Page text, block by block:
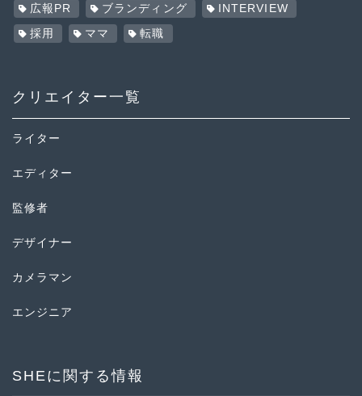
広報PR ブランディング INTERVIEW
採用 ママ 転職
クリエイター一覧
ライター
エディター
監修者
デザイナー
カメラマン
エンジニア
SHEに関する情報